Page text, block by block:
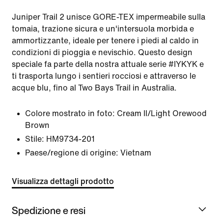
Juniper Trail 2 unisce GORE-TEX impermeabile sulla
tomaia, trazione sicura e un'intersuola morbida e
ammortizzante, ideale per tenere i piedi al caldo in
condizioni di pioggia e nevischio. Questo design
speciale fa parte della nostra attuale serie #IYKYK e
ti trasporta lungo i sentieri rocciosi e attraverso le
acque blu, fino al Two Bays Trail in Australia.
Colore mostrato in foto: Cream II/Light Orewood
Brown
Stile: HM9734-201
Paese/regione di origine: Vietnam
Visualizza dettagli prodotto
Spedizione e resi